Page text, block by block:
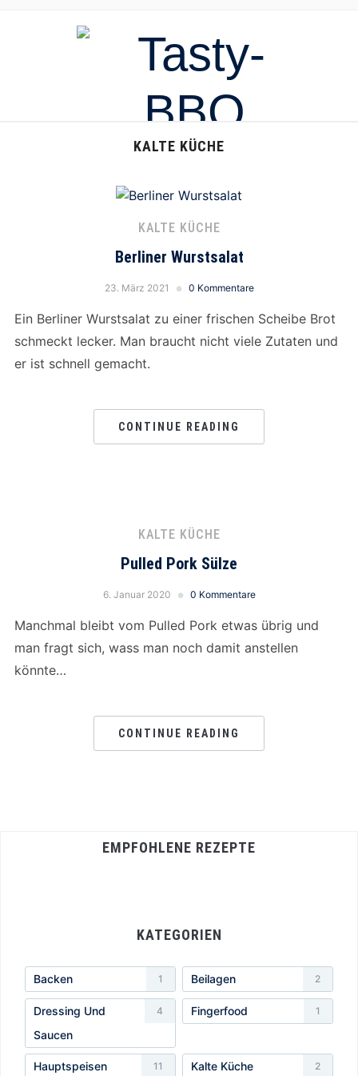
KALTE KÜCHE
KALTE KÜCHE
Berliner Wurstsalat
23. März 2021 0 Kommentare
Ein Berliner Wurstsalat zu einer frischen Scheibe Brot
schmeckt lecker. Man braucht nicht viele Zutaten und
er ist schnell gemacht.
CONTINUE READING
KALTE KÜCHE
Pulled Pork Sülze
6. Januar 2020 0 Kommentare
Manchmal bleibt vom Pulled Pork etwas übrig und
man fragt sich, wass man noch damit anstellen
könnte…
CONTINUE READING
EMPFOHLENE REZEPTE
KATEGORIEN
Backen 1 Beilagen 2
Dressing Und
Saucen
4 Fingerfood 1
Hauptspeisen 11 Kalte Küche 2